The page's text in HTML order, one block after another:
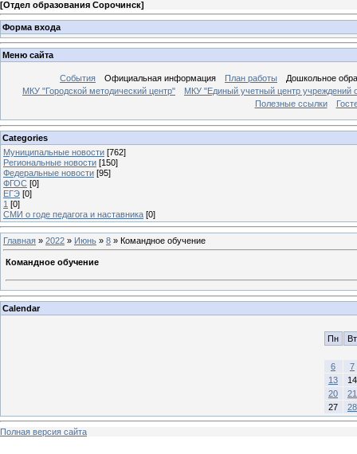
[Отдел образования Сорочинск]
Форма входа
Меню сайта
События Официальная информация План работы
Дошкольное
МКУ "Городской методический центр"
МКУ "Единый учетный центр учреждений
Полезные ссылки
Categories
Муниципальные новости [762]
Региональные новости [150]
Федеральные новости [95]
ФГОС [0]
ЕГЭ [0]
1 [0]
СМИ о годе педагога и наставника [0]
Главная » 2022 » Июнь » 8 » Командное обучение
Командное обучение
Calendar
Пн Вт
6
7
13
14
20
21
27
28
Полная версия сайта